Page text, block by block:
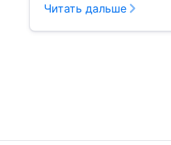
Читать дальше